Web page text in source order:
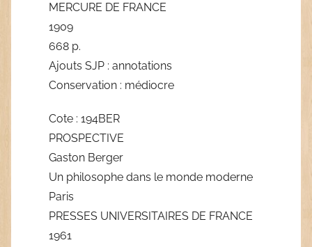
MERCURE DE FRANCE
1909
668 p.
Ajouts SJP : annotations
Conservation : médiocre
Cote : 194BER
PROSPECTIVE
Gaston Berger
Un philosophe dans le monde moderne
Paris
PRESSES UNIVERSITAIRES DE FRANCE
1961